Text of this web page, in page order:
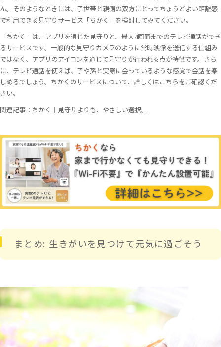
ん。そのようなときには、子世帯と親側の双方にとってちょうどよい距離感
で利用できる見守りサービス「ちかく」を検討してみてください。
「ちかく」は、アプリを通じた見守りと、最大4画面までのテレビ通話ができ
るサービスです。一般的な見守りカメラのように常時映像を送信する仕組み
ではなく、アプリのアイコンを通じて見守りが行われる点が特徴です。さら
に、テレビ通話を使えば、子や孫と実際に会っているような感覚で会話を楽
しめるでしょう。ちかくのサービスについて、詳しくはこちらをご確認くだ
さい。
関連記事： ちかく｜見守りよりも、やさしい選択。
まとめ: 生きがいを見つけて元気に過ごそう